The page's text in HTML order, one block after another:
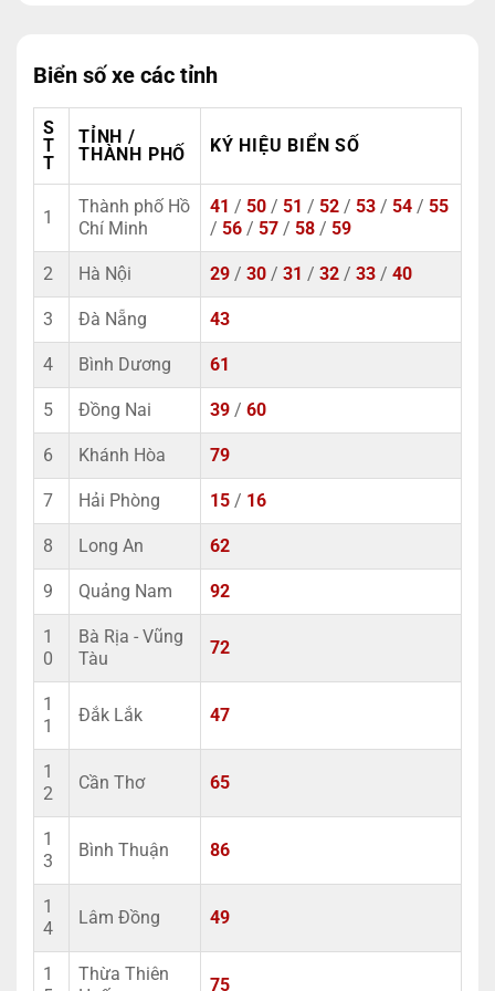
Biển số xe các tỉnh
S
T
T
TỈNH /
THÀNH PHỐ
KÝ HIỆU BIỂN SỐ
1
Thành phố Hồ
Chí Minh
41 / 50 / 51 / 52 / 53 / 54 / 55
/ 56 / 57 / 58 / 59
2 Hà Nội 29 / 30 / 31 / 32 / 33 / 40
3 Đà Nẵng 43
4 Bình Dương 61
5 Đồng Nai 39 / 60
6 Khánh Hòa 79
7 Hải Phòng 15 / 16
8 Long An 62
9 Quảng Nam 92
1
0
Bà Rịa - Vũng
Tàu
72
1
1
Đắk Lắk 47
1
2
Cần Thơ 65
1
3
Bình Thuận 86
1
4
Lâm Đồng 49
1
Thừa Thiên
75